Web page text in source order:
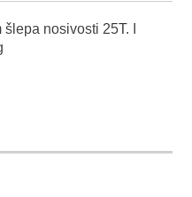
nosivosti 25T. I